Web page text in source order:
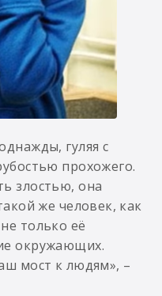
гуляя с
прохожего.
злостью, она
же человек, как
только её
окружающих.
мост к людям», –